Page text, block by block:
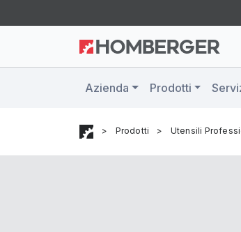
Azienda Prodotti
> Prodotti > Utensili